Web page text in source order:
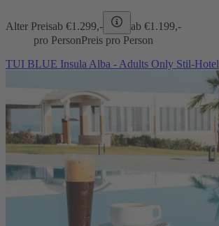
Alter Preisab €1.299,- ab €1.199,-
pro PersonPreis pro Person
TUI BLUE Insula Alba - Adults Only Stil-Hotel